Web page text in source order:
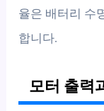
율은 배터리 수
합니다.
모터 출력